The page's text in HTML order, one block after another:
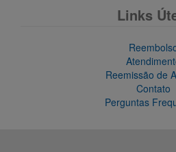
Links
Reemissão de
Contato
Perguntas